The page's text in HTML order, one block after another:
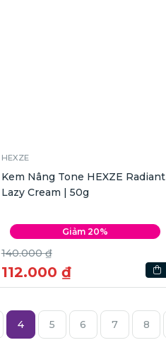
HEXZE
Kem Nâng Tone HEXZE Radiant
Lazy Cream | 50g
Giảm 20%
140.000 ₫
112.000 ₫
4 5 6 7 8